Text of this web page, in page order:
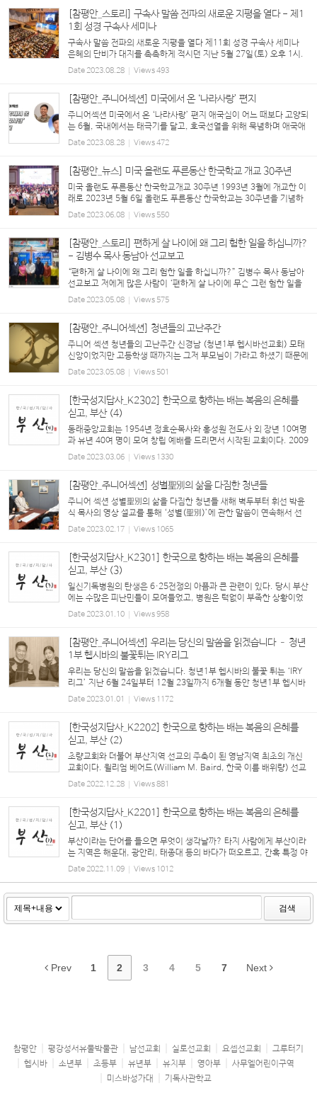
[참평안_스토리] 구속사 말씀 전파의 새로운 지평을 열다 - 제1
1회 성경 구속사 세미나
구속사 말씀 전파의 새로운 지평을 열다 제11회 성경 구속사 세미나
은혜의 단비가 대지를 촉촉하게 적시던 지난 5월 27일(토) 오후 1시.
평강제일교회는 정문부터 활기가 넘쳤다. 기관별로 성도들이 교육관
앞, 야베스 성전 앞, 모리아 성전 계단, 성전 ...
Date2023.08.28 Views493
[참평안_주니어섹션] 미국에서 온 ‘나라사랑’ 편지
주니어섹션 미국에서 온 ‘나라사랑’ 편지 애국심이 어느 때보다 고양되
는 6월, 국내에서는 태극기를 달고, 호국선열을 위해 묵념하며 애국애
족의 헌신을 기린다. 그러다 문득 ‘해외 지교회의 청년들은 어떻게 나
라사랑을 실천할까?’ 하는 의문이 들...
Date2023.08.28 Views472
[참평안_뉴스] 미국 올랜도 푸른동산 한국학교 개교 30주년
미국 올랜도 푸른동산 한국학교개교 30주년 1993년 3월에 개교한 이
래로 2023년 5월 6일 올랜도 푸른동산 한국학교는 30주년을 기념하
는 종강식을 맞이했다. 박 아브라함 원로 목사님의 나라 사랑과 올바른
역사 인식의 가르침이 바탕이 되어 그 명맥...
Date2023.06.08 Views 550
[참평안_스토리] 편하게 살 나이에 왜 그리 험한 일을 하십니까?
- 김병수 목사 동남아 선교보고
“편하게 살 나이에 왜 그리 험한 일을 하십니까?” 김병수 목사 동남아
선교보고 저에게 많은 사람이 ‘편하게 살 나이에 무슨 그런 험한 일을
하느냐?’ 라고들 합니다. 처음에는 찬양 선교의 계획을 가지고 있었는
데 하나님 아버지께서 그 길을 묘하게 인...
Date2023.05.08 Views 575
[참평안_주니어섹션] 청년들의 고난주간
주니어 섹션 청년들의 고난주간 신경남 (청년1부 헵시바선교회) 모태
신앙이었지만 고등학생 때까지는 그저 부모님이 가라고 하셨기 때문에
교회를 나올 뿐이었습니다. 20살이 된 후에는 주변에 교회 일을 열심
히 하는 형들을 보면서 저도 예배 자리에...
Date2023.05.08 Views 501
[한국성지답사_K2302] 한국으로 향하는 배는 복음의 은혜를
싣고, 부산 (4)
동래중앙교회는 1954년 정효순목사와 홍성원 전도사 외 장년 10여명
과 유년 40여 명이 모여 창립 예배를 드리면서 시작된 교회이다. 2009
년 안대영 장로(현 박물관장)으로부터 평생 수집한 ...
Date2023.03.06 Views 1330
[참평안_주니어섹션] 성별聖別의 삶을 다짐한 청년들
주니어 섹션 성별聖別의 삶을 다짐한 청년들 새해 벽두부터 휘선 박윤
식 목사의 영상 설교를 통해 ‘성별(聖別)’에 관한 말씀이 연속해서 선
포되었다. 1월 2일(월)부터 6일(금)까지 오전 4시 40분부터 모리아
성전에서 진행된 신년 특별 새벽예배에 참석한 3명...
Date2023.02.17 Views 1065
[한국성지답사_K2301] 한국으로 향하는 배는 복음의 은혜를
싣고, 부산 (3)
일신기독병원의 탄생은 6·25전쟁의 아픔과 큰 관련이 있다. 당시 부산
에는 수많은 피난민들이 모여들었고, 병원은 턱없이 부족한 상황이었
다. 당시 부산에서 활동하던 멕켄지(James Noble Mackenzie, 한국
명 매견시) 선교사의 두 딸 매혜란(...
Date2023.01.10 Views958
[참평안_주니어섹션] 우리는 당신의 말씀을 읽겠습니다 – 청년
1부 헵시바의 불꽃튀는 IRY리그
우리는 당신의 말씀을 읽겠습니다. 청년1부 헵시바의 불꽃 튀는 ‘IRY
리그’ 지난 6월 24일부터 12월 23일까지 6개월 동안 청년1부 헵시바
선교회에서는 IRY(I’ll read Your Word) 리그가 진행됐다. 신구약 성
경의 맥을 정확하게 짚어주는 ‘구속사 시리즈’(도서...
Date2023.01.01 Views 1172
[한국성지답사_K2202] 한국으로 향하는 배는 복음의 은혜를
싣고, 부산 (2)
초량교회와 더불어 부산지역 선교의 주축이 된 영남지역 최초의 개신
교회이다. 윌리엄 베어드(William M. Baird, 한국 이름 배위량) 선교
사가 사들인 한옥 사랑방에서 시작된 예배가 바로 부산진교회의 시작
점이었다. 1894년 베어드 선교사는 조선...
Date2022.12.28 Views881
[한국성지답사_K2201] 한국으로 향하는 배는 복음의 은혜를
싣고, 부산 (1)
부산이라는 단어를 들으면 무엇이 생각날까? 타지 사람에게 부산이라
는 지역은 해운대, 광안리, 태종대 등의 바다가 떠오르고, 간혹 특정 야
구팀의 홈그라운드거나 혹은 부산항으로 돌아오라는 한 가수의 노래,
부산갈매기 노래 같은 음...
Date2022.11.09 Views 1012
검색
Prev 1 2 3 4 5 7 Next
참평안 평강성서유물박물관 남선교회 실로선교회 요셉선교회
그루터기
헵시바
소년부 초등부 유년부 유치부 영아부
사무엘어린이구역
미스바성가대
기독사관학교